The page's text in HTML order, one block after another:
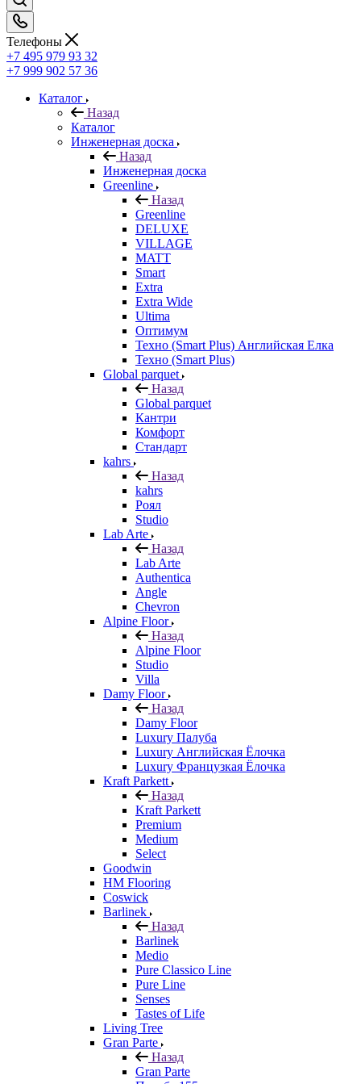
Телефоны
+7 495 979 93 32
+7 999 902 57 36
Каталог
Назад
Каталог
Инженерная доска
Назад
Инженерная доска
Greenline
Назад
Greenline
DELUXE
VILLAGE
MATT
Smart
Extra
Extra Wide
Ultima
Оптимум
Техно (Smart Plus) Английская Елка
Техно (Smart Plus)
Global parquet
Назад
Global parquet
Кантри
Комфорт
Стандарт
kahrs
Назад
kahrs
Роял
Studio
Lab Arte
Назад
Lab Arte
Authentica
Angle
Chevron
Alpine Floor
Назад
Alpine Floor
Studio
Villa
Damy Floor
Назад
Damy Floor
Luxury Палуба
Luxury Английская Ёлочка
Luxury Французкая Ёлочка
Kraft Parkett
Назад
Kraft Parkett
Premium
Medium
Select
Goodwin
HM Flooring
Coswick
Barlinek
Назад
Barlinek
Medio
Pure Classico Line
Pure Line
Senses
Tastes of Life
Living Tree
Gran Parte
Назад
Gran Parte